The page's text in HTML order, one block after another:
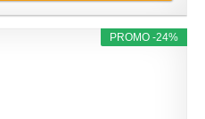
PROMO -24%